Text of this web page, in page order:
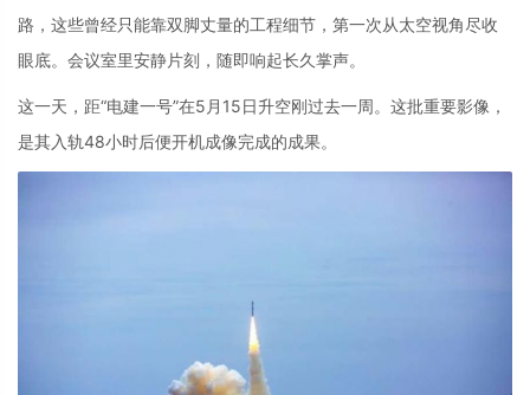
路，这些曾经只能靠双脚丈量的工程细节，第一次从太空视角尽收
眼底。会议室里安静片刻，随即响起长久掌声。
这一天，距“电建一号”在5月15日升空刚过去一周。这批重要影像，
是其入轨48小时后便开机成像完成的成果。